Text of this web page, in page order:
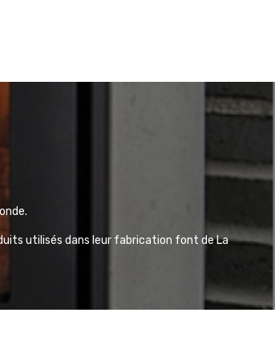
utilisés dans leur fabrication font de La